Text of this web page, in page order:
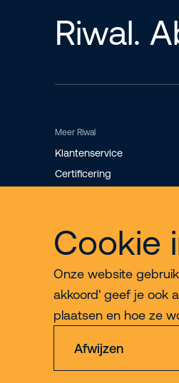
Cookie
Onze website
akkoord' geef je ook
plaatsen en hoe ze
Afwijzen
Riwal.
Meer Riwal
Klantenservice
Certificering
Over Riwal